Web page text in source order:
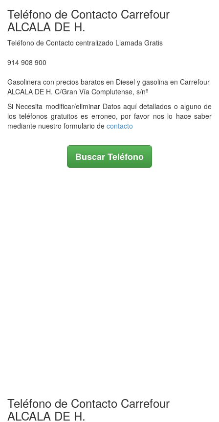
Teléfono de Contacto Carrefour
ALCALA DE H.
Teléfono de Contacto centralizado Llamada Gratis
914 908 900
Gasolinera con precios baratos en Diesel y gasolina en Carrefour
ALCALA DE H. C/Gran Vía Complutense, s/nº
Si Necesita modificar/eliminar Datos aquí detallados o alguno de
los teléfonos gratuitos es erroneo, por favor nos lo hace saber
mediante nuestro formulario de contacto
Buscar Teléfono
Teléfono de Contacto Carrefour
ALCALA DE H.